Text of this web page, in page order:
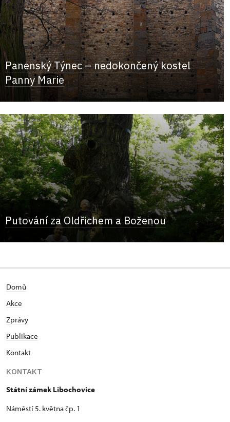
Panenský Týnec – nedokončený kostel
Panny Marie
Putování za Oldřichem a Boženou
Domů
Akce
Zprávy
Publikace
Kontakt
KONTAKT
Státní zámek Libochovice
Náměstí 5. května čp. 1